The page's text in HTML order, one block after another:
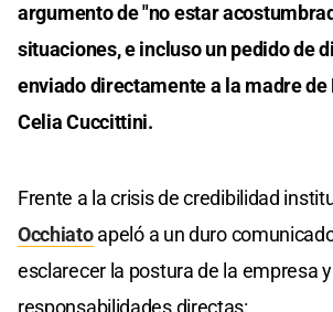
argumento de "no estar
situaciones, e incluso un pedido de
enviado directamente a la madre
Celia Cuccittini.
Frente a la crisis de credibilidad
Occhiatoapeló a un duro
esclarecer la postura de la empresa